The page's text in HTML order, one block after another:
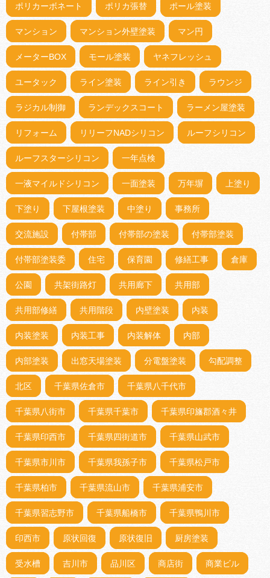
ポリカーボネート ポリカ張替 ポール塗装
マンション マンション外壁塗装 マン円
メーターBOX モール塗装 ヤネフレッシュ
ユータック ライン塗装 ライン引き ラウンジ
ラジカル制御 ランデックスコート ラーメン屋塗装
リフォーム リリーフNADシリコン ルーフシリコン
ルーフスターシリコン 一年点検
一液マイルドシリコン 一面塗装 万年塀 上塗り
下塗り 下屋根塗装 中塗り 事務所
交流施設 付帯部 付帯部の塗装 付帯部塗装
付帯部塗装委 住宅 保育園 修繕工事 倉庫
公園 共架街路灯 共用廊下 共用部
共用部修繕 共用階段 内壁塗装 内装
内装塗装 内装工事 内装解体 内部
内部塗装 出窓天場塗装 分電盤塗装 勾配調整
北区 千葉県佐倉市 千葉県八千代市
千葉県八街市 千葉県千葉市 千葉県印旛郡酒々井
千葉県印西市 千葉県四街道市 千葉県山武市
千葉県市川市 千葉県我孫子市 千葉県松戸市
千葉県柏市 千葉県流山市 千葉県浦安市
千葉県習志野市 千葉県船橋市 千葉県鴨川市
印西市 原状回復 原状復旧 厨房塗装
受水槽 吉川市 品川区 商店街 商業ビル